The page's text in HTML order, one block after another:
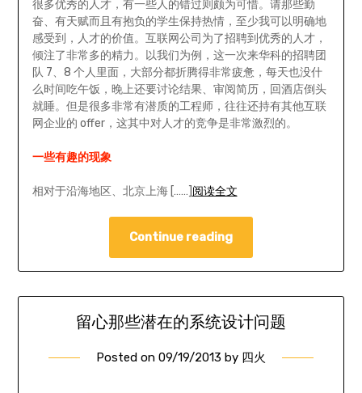
很多优秀的人才，有一些人的错过则颇为可惜。请那些勤
奋、有天赋而且有抱负的学生保持热情，至少我可以明确地
感受到，人才的价值。互联网公司为了招聘到优秀的人才，
倾注了非常多的精力。以我们为例，这一次来华科的招聘团
队 7、8 个人里面，大部分都折腾得非常疲惫，每天也没什
么时间吃午饭，晚上还要讨论结果、审阅简历，回酒店倒头
就睡。但是很多非常有潜质的工程师，往往还持有其他互联
网企业的 offer，这其中对人才的竞争是非常激烈的。
一些有趣的现象
相对于沿海地区、北京上海 [……] 阅读全文
Continue reading
留心那些潜在的系统设计问题
Posted on 09/19/2013 by 四火